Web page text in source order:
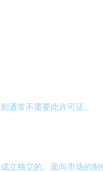
通常不需要此许可证。
立独立的、面向市场的